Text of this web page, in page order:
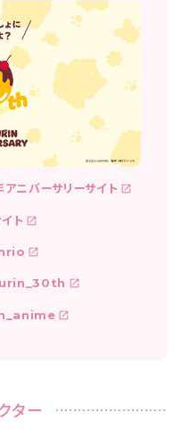
ニバーサリーサイト
ト
ター